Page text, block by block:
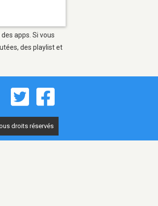
apps. Si vous
des playlist et
droits réservés